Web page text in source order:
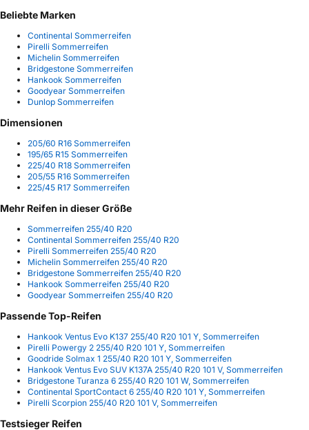
Beliebte Marken
Continental Sommerreifen
Pirelli Sommerreifen
Michelin Sommerreifen
Bridgestone Sommerreifen
Hankook Sommerreifen
Goodyear Sommerreifen
Dunlop Sommerreifen
Dimensionen
205/60 R16 Sommerreifen
195/65 R15 Sommerreifen
225/40 R18 Sommerreifen
205/55 R16 Sommerreifen
225/45 R17 Sommerreifen
Mehr Reifen in dieser Größe
Sommerreifen 255/40 R20
Continental Sommerreifen 255/40 R20
Pirelli Sommerreifen 255/40 R20
Michelin Sommerreifen 255/40 R20
Bridgestone Sommerreifen 255/40 R20
Hankook Sommerreifen 255/40 R20
Goodyear Sommerreifen 255/40 R20
Passende Top-Reifen
Hankook Ventus Evo K137 255/40 R20 101 Y, Sommerreifen
Pirelli Powergy 2 255/40 R20 101 Y, Sommerreifen
Goodride Solmax 1 255/40 R20 101 Y, Sommerreifen
Hankook Ventus Evo SUV K137A 255/40 R20 101 V, Sommerreifen
Bridgestone Turanza 6 255/40 R20 101 W, Sommerreifen
Continental SportContact 6 255/40 R20 101 Y, Sommerreifen
Pirelli Scorpion 255/40 R20 101 V, Sommerreifen
Testsieger Reifen